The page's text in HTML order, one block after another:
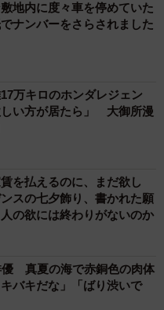
地内に度々車を停めていた
ナンバーをさらされました
万キロのホンダレジェン
い方が居たら」 大御所漫
賃を払えるのに、まだ欲し
スの七夕飾り、書かれた願
の欲には終わりがないのか
優 真夏の海で赤銅色の肉体
バキだな」「ばり渋いで